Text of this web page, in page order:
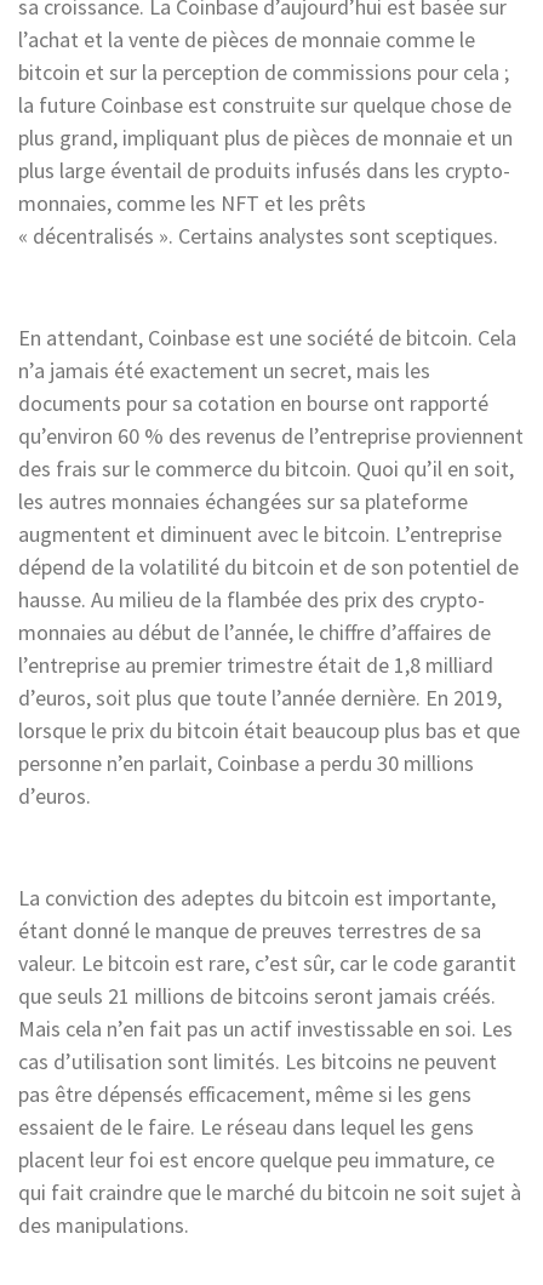
sa croissance. La Coinbase d’aujourd’hui est basée sur
l’achat et la vente de pièces de monnaie comme le
bitcoin et sur la perception de commissions pour cela ;
la future Coinbase est construite sur quelque chose de
plus grand, impliquant plus de pièces de monnaie et un
plus large éventail de produits infusés dans les crypto-
monnaies, comme les NFT et les prêts
« décentralisés ». Certains analystes sont sceptiques.
En attendant, Coinbase est une société de bitcoin. Cela
n’a jamais été exactement un secret, mais les
documents pour sa cotation en bourse ont rapporté
qu’environ 60 % des revenus de l’entreprise proviennent
des frais sur le commerce du bitcoin. Quoi qu’il en soit,
les autres monnaies échangées sur sa plateforme
augmentent et diminuent avec le bitcoin. L’entreprise
dépend de la volatilité du bitcoin et de son potentiel de
hausse. Au milieu de la flambée des prix des crypto-
monnaies au début de l’année, le chiffre d’affaires de
l’entreprise au premier trimestre était de 1,8 milliard
d’euros, soit plus que toute l’année dernière. En 2019,
lorsque le prix du bitcoin était beaucoup plus bas et que
personne n’en parlait, Coinbase a perdu 30 millions
d’euros.
La conviction des adeptes du bitcoin est importante,
étant donné le manque de preuves terrestres de sa
valeur. Le bitcoin est rare, c’est sûr, car le code garantit
que seuls 21 millions de bitcoins seront jamais créés.
Mais cela n’en fait pas un actif investissable en soi. Les
cas d’utilisation sont limités. Les bitcoins ne peuvent
pas être dépensés efficacement, même si les gens
essaient de le faire. Le réseau dans lequel les gens
placent leur foi est encore quelque peu immature, ce
qui fait craindre que le marché du bitcoin ne soit sujet à
des manipulations.